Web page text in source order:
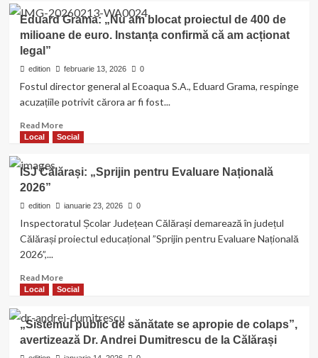
de
rampă!
fugit
cu
banii
Asistența
socială
în
ce
din
Călărași
cel
mai
Eduard Grama: „Nu am blocat proiectul de 400 de
milioane de euro. Instanța confirmă că am acționat
legal”
edition februarie 13, 2026 0
Fostul director general al Ecoaqua S.A., Eduard Grama, respinge
acuzațiile potrivit cărora ar fi fost...
Read MoreRead
more
Grama:
am
blocat
proiectul
de
milioane
de
euro.
Instanța
confirmă
Local Social
ISJ Călărași: „Sprijin pentru Evaluare Națională
2026”
edition ianuarie 23, 2026 0
Inspectoratul Școlar Județean Călărași demarează în județul
Călărași proiectul educațional ”Sprijin pentru Evaluare Națională
2026”,...
Read MoreRead
more
ISJ
Călărași:
„Sprijin
Local Social
„Sistemul public de sănătate se apropie de colaps”,
avertizează Dr. Andrei Dumitrescu de la Călărași